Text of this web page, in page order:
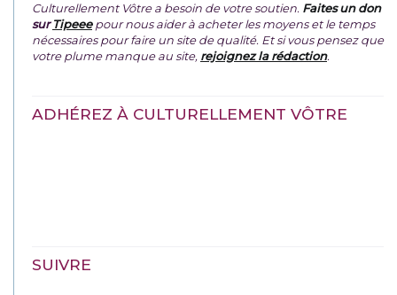
Culturellement Vôtre a besoin de votre soutien. Faites un don
surTipeeepour nous aider à acheter les moyens et le temps
nécessaires pour faire un site de qualité. Et si vous pensez que
votre plume manque au site, rejoignez la rédaction.
ADHÉREZ À CULTURELLEMENT VÔTRE
SUIVRE